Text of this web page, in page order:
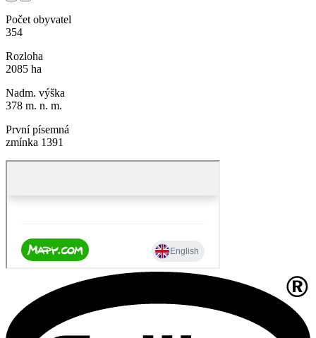
Počet obyvatel
354
Rozloha
2085 ha
Nadm. výška
378 m. n. m.
První písemná
zmínka 1391